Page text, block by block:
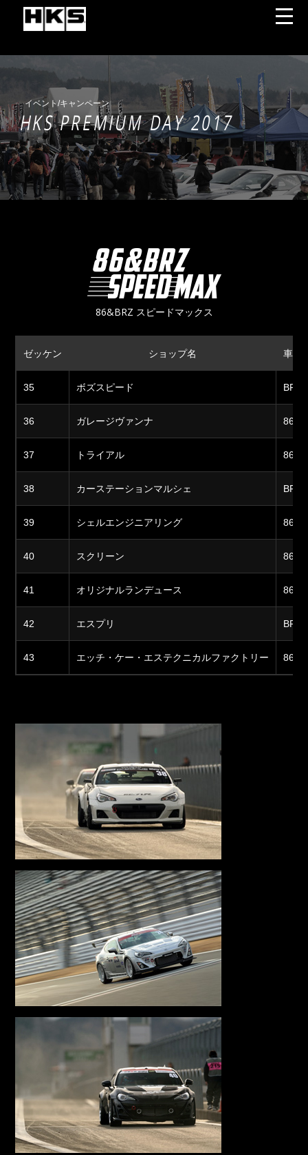
イベント/キャンペーン
HKS PREMIUM DAY 2017
86&BRZ スピードマックス
ゼッケン ショップ名 車両
35 ボズスピード BRZ
36 ガレージヴァンナ 86
37 トライアル 86
38 カーステーションマルシェ BRZ
39 シェルエンジニアリング 86
40 スクリーン 86
41 オリジナルランデュース 86
42 エスプリ BRZ
43 エッチ・ケー・エステクニカルファクトリー 86